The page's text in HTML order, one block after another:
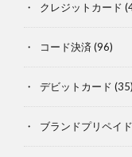
クレジットカード
コード決済 (96)
デビットカード (35)
ブランドプリペイ